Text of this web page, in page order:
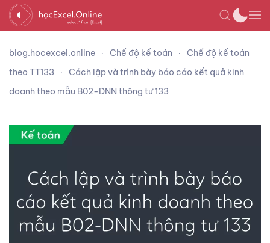
blog.hocexcel.online Chế độ kế toán
Chế độ kế toán
theo TT133
Cách lập và trình bày báo cáo kết quả kinh
doanh theo mẫu B02-DNN thông tư 133